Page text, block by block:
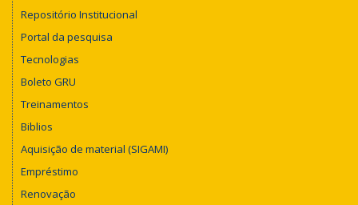
Repositório Institucional
Portal da pesquisa
Tecnologias
Boleto GRU
Treinamentos
Biblios
Aquisição de material (SIGAMI)
Empréstimo
Renovação